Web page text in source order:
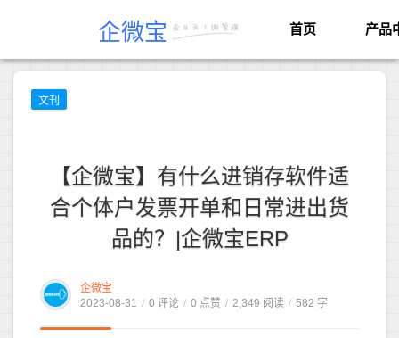
企微宝 首页 产品
文刊
【企微宝】有什么进销存软件适
合个体户发票开单和日常进出货
品的？|企微宝ERP
企微宝
2023-08-31 / 0 评论 / 0 点赞 / 2,349 阅读 / 582 字